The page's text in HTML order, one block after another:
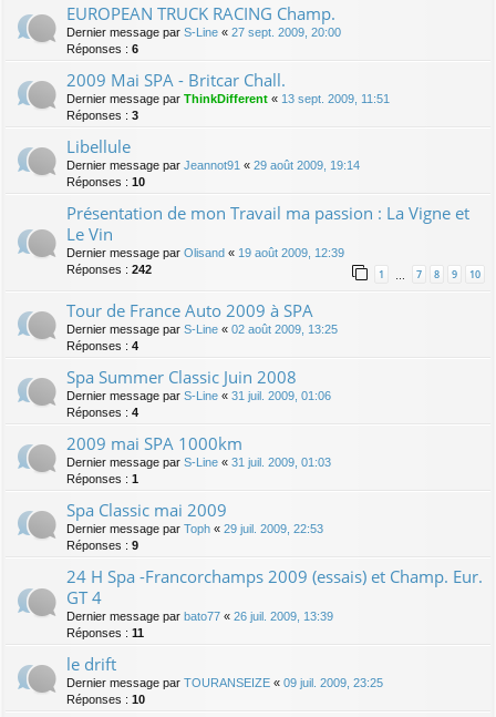
EUROPEAN TRUCK RACING Champ.
Dernier message par S-Line « 27 sept. 2009, 20:00
Réponses : 6
2009 Mai SPA - Britcar Chall.
Dernier message par ThinkDifferent « 13 sept. 2009, 11:51
Réponses : 3
Libellule
Dernier message par Jeannot91 « 29 août 2009, 19:14
Réponses : 10
Présentation de mon Travail ma passion : La Vigne et
Le Vin
Dernier message par Olisand « 19 août 2009, 12:39
Réponses : 242 1 7 8 9 10
Tour de France Auto 2009 à SPA
Dernier message par S-Line « 02 août 2009, 13:25
Réponses : 4
Spa Summer Classic Juin 2008
Dernier message par S-Line « 31 juil. 2009, 01:06
Réponses : 4
2009 mai SPA 1000km
Dernier message par S-Line « 31 juil. 2009, 01:03
Réponses : 1
Spa Classic mai 2009
Dernier message par Toph « 29 juil. 2009, 22:53
Réponses : 9
24 H Spa -Francorchamps 2009 (essais) et Champ. Eur.
GT 4
Dernier message par bato77 « 26 juil. 2009, 13:39
Réponses : 11
le drift
Dernier message par TOURANSEIZE « 09 juil. 2009, 23:25
Réponses : 10